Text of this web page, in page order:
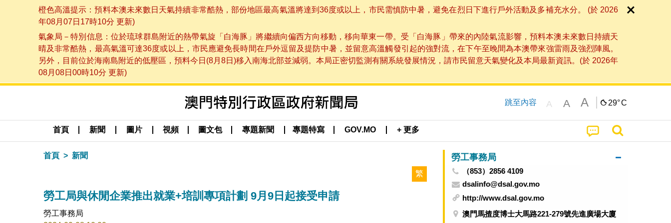
橙色高溫提示：預料本澳未來數日天氣持續非常酷熱，部份地區最高氣溫將達到36度或以上，市民需慎防中暑，避免在烈日下進行戶外活動及多補充水分。 (於 2026
年08月07日17時10分 更新)
氣象局－特別信息：位於琉球群島附近的熱帶氣旋「白海豚」將繼續向偏西方向移動，移向華東一帶。受「白海豚」帶來的內陸氣流影響，預料本澳未來數日持續天
晴及非常酷熱，最高氣溫可達36度或以上，市民應避免長時間在戶外逗留及提防中暑，並留意高溫觸發引起的強對流，在下午至晚間為本澳帶來強雷雨及強烈陣風。
另外，目前位於海南島附近的低壓區，預料今日(8月8日)移入南海北部並減弱。本局正密切監測有關系統發展情況，請市民留意天氣變化及本局最新資訊。(於 2026年
08月08日00時10分 更新)
跳至內容 A A A 29°C
首頁 新聞 圖片 視頻 圖文包 專題新聞 專題特寫 GOV.MO + 更多
首頁 新聞
繁
勞工局與休閒企業推出就業+培訓專項計劃 9月9日起接受申請
勞工事務局
勞工事務局
（853）2856 4109
dsalinfo@dsal.gov.mo
http://www.dsal.gov.mo
澳門馬揸度博士大馬路221-279號先進廣場大廈